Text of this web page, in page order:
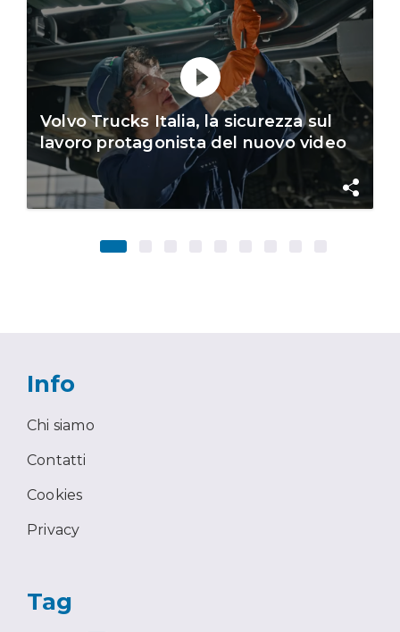
Volvo Trucks Italia, la sicurezza sul
lavoro protagonista del nuovo video
Info
Chi siamo
Contatti
Cookies
Privacy
Tag